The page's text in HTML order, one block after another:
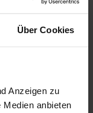
Über Cookies
Anzeigen zu
anbieten